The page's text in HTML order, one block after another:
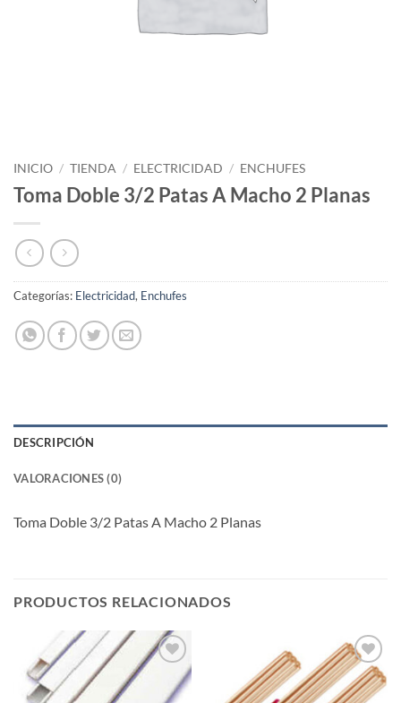
INICIO / TIENDA / ELECTRICIDAD / ENCHUFES
Toma Doble 3/2 Patas A Macho 2 Planas
Categorías: Electricidad, Enchufes
DESCRIPCIÓN
VALORACIONES (0)
Toma Doble 3/2 Patas A Macho 2 Planas
PRODUCTOS RELACIONADOS
Añadir
a la
lista de
Añadir
a la
lista de